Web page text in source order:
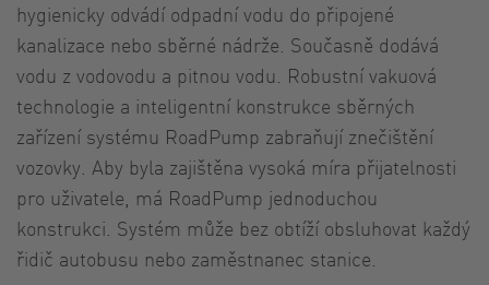
hygienicky odvádí odpadní vodu do připojené
kanalizace nebo sběrné nádrže. Současně dodává
vodu z vodovodu a pitnou vodu. Robustní vakuová
technologie a inteligentní konstrukce sběrných
zařízení systému RoadPump zabraňují znečištění
vozovky. Aby byla zajištěna vysoká míra přijatelnosti
pro uživatele, má RoadPump jednoduchou
konstrukci. Systém může bez obtíží obsluhovat každý
řidič autobusu nebo zaměstnanec stanice.